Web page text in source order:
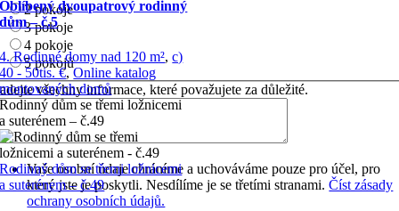
Oblíbený dvoupatrový rodinný
dům – č.5
4. Rodinné domy nad 120 m²,c)
40 - 50tis. €,Online katalog
montovaných domů
Rodinný dům se třemi ložnicemi
a suterénem – č.49
Rodinný dům se třemi ložnicemi
a suterénem – č.49
2 pokoje
3 pokoje
4 pokoje
5 pokojů
všechny informace, které považujete za důležité.
Vaše osobní údaje chráníme a uchováváme pouze pro účel, pro
který jste je poskytli. Nesdílíme je se třetími stranami.Číst zásady
ochrany osobních údajů.